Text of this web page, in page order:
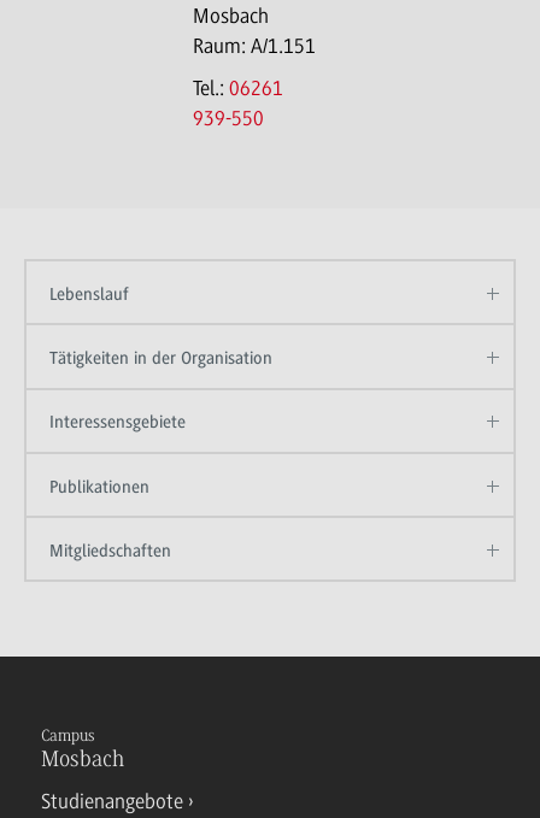
Mosbach
Raum: A/1.151
Tel.: 06261
939-550
Lebenslauf
Tätigkeiten in der Organisation
Interessensgebiete
Publikationen
Mitgliedschaften
Campus
Mosbach
Studienangebote